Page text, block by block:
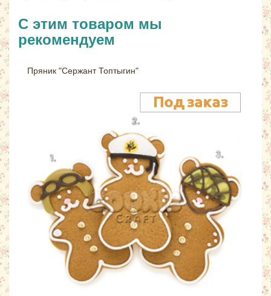
С этим товаром мы
рекомендуем
Пряник "Сержант Топтыгин"